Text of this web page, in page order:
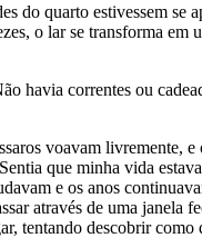
do quarto estivessem se
o lar se transforma
havia correntes ou
voavam livremente,
que minha vida
e os anos
através de uma janela
tentando descobrir